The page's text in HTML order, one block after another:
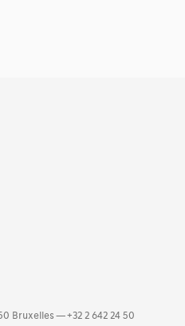
Bruxelles — +32 2 642 24 50